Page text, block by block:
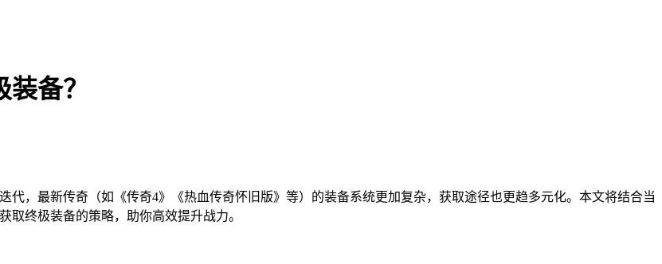
备？
，最新传奇（如《传奇4》《热血传奇怀旧版》等）的装备系统更加复杂，获取途径也更趋多元化。本文将结合当
取终极装备的策略，助你高效提升战力。